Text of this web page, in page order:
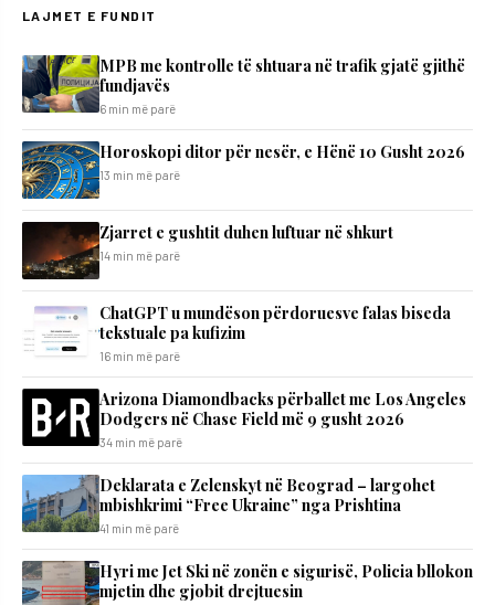
LAJMET E FUNDIT
MPB me kontrolle të shtuara në trafik gjatë gjithë
fundjavës
6 min më parë
Horoskopi ditor për nesër, e Hënë 10 Gusht 2026
13 min më parë
Zjarret e gushtit duhen luftuar në shkurt
14 min më parë
ChatGPT u mundëson përdoruesve falas biseda
tekstuale pa kufizim
16 min më parë
Arizona Diamondbacks përballet me Los Angeles
Dodgers në Chase Field më 9 gusht 2026
34 min më parë
Deklarata e Zelenskyt në Beograd – largohet
mbishkrimi “Free Ukraine” nga Prishtina
41 min më parë
Hyri me Jet Ski në zonën e sigurisë, Policia bllokon
mjetin dhe gjobit drejtuesin